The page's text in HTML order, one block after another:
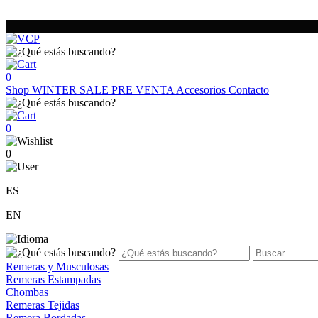
0
Shop WINTER SALE PRE VENTA Accesorios Contacto
0
0
ES
EN
Remeras y Musculosas
Remeras Estampadas
Chombas
Remeras Tejidas